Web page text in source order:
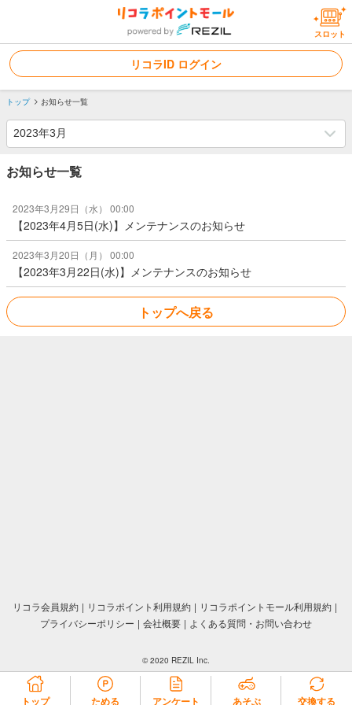
スロット
リコラID ログイン
トップ お知らせ一覧
お知らせ一覧
2023年3月29日（水） 00:00
【2023年4月5日(水)】メンテナンスのお知らせ
2023年3月20日（月） 00:00
【2023年3月22日(水)】メンテナンスのお知らせ
トップへ戻る
リコラ会員規約 リコラポイント利用規約
リコラポイントモール利用規約
プライバシーポリシー
会社概要 よくある質問・お問い合わせ
© 2020 REZIL Inc.
トップ ためる アンケート あそぶ 交換する